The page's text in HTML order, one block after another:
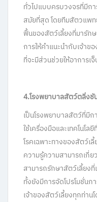
ทั่วไปแบบครบวงจรที่มีกา
สมัยที่สุด โดยทีมสัตวแพท
ฟื้นของสัตว์เลี้ยงที่มารัก
การให้คำแนะนำกับเจ้าข
ที่จะมีส่วนช่วยให้อาการเ
4.โรงพยาบาลสัตว์ตลิ่งชั
เป็นโรงพยาบาลสัตว์ที่มี
ใช้เครื่องมือและเทคโนโ
โรคเฉพาะทางของสัตว์
ความรู้ความสามารถเกี่ย
สามารถรักษาสัตว์เลี้ยง
ทั้งยังมีการจัดโปรโมชั่นก
เจ้าของสัตว์เลี้ยงทุกท่าน